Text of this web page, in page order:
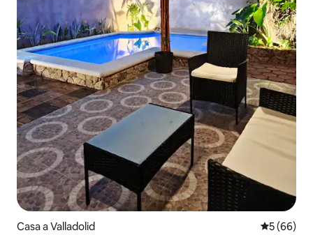
Casa a Valladolid 5 de
5 (66)